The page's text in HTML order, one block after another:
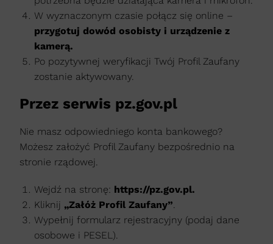
W wyznaczonym czasie połącz się online –
przygotuj dowód osobisty i urządzenie z
kamerą.
Po pozytywnej weryfikacji Twój Profil Zaufany
zostanie aktywowany.
Przez serwis pz.gov.pl
Nie masz odpowiedniego konta bankowego?
Możesz założyć Profil Zaufany bezpośrednio na
stronie rządowej.
Wejdź na stronę: https://pz.gov.pl.
Kliknij „Załóż Profil Zaufany”.
Wypełnij formularz rejestracyjny (podaj dane
osobowe i PESEL).